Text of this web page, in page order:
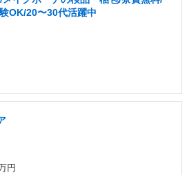
OK/20〜30代活躍中
円